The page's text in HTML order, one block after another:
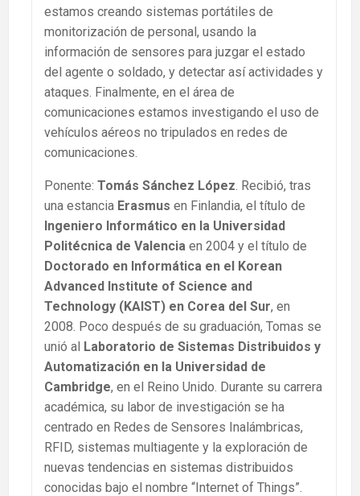
estamos creando sistemas portátiles de
monitorización de personal, usando la
información de sensores para juzgar el estado
del agente o soldado, y detectar así actividades y
ataques. Finalmente, en el área de
comunicaciones estamos investigando el uso de
vehículos aéreos no tripulados en redes de
comunicaciones.
Ponente: Tomás Sánchez López . Recibió, tras
una estancia Erasmus en Finlandia, el título de
Ingeniero Informático en la Universidad
Politécnica de Valencia en 2004 y el título de
Doctorado en Informática en el Korean
Advanced Institute of Science and
Technology (KAIST) en Corea del Sur, en
2008. Poco después de su graduación, Tomas se
unió al Laboratorio de Sistemas Distribuidos y
Automatización en la Universidad de
Cambridge, en el Reino Unido. Durante su carrera
académica, su labor de investigación se ha
centrado en Redes de Sensores Inalámbricas,
RFID, sistemas multiagente y la exploración de
nuevas tendencias en sistemas distribuidos
conocidas bajo el nombre “Internet of Things”.